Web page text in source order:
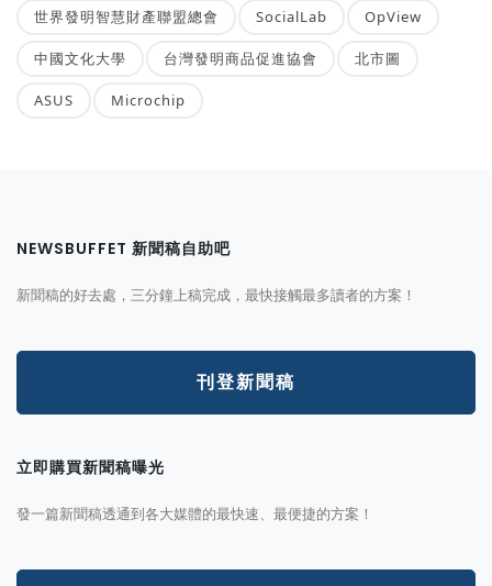
世界發明智慧財產聯盟總會 SocialLab OpView
中國文化大學 台灣發明商品促進協會 北市圖
ASUS Microchip
NEWSBUFFET 新聞稿自助吧
新聞稿的好去處，三分鐘上稿完成，最快接觸最多讀者的方案！
刊登新聞稿
立即購買新聞稿曝光
發一篇新聞稿透通到各大媒體的最快速、最便捷的方案！